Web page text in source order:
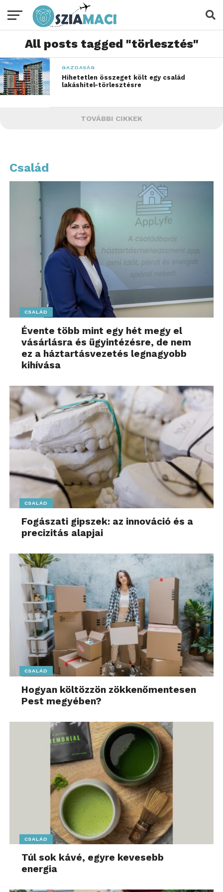
All posts tagged "törlesztés"
GAZDASÁG
Hihetetlen összeget költ egy család
lakáshitel-törlesztésre
TOVÁBBI CIKKEK
Család
CSALÁD
Évente több mint egy hét megy el
vásárlásra és ügyintézésre, de nem
ez a háztartásvezetés legnagyobb
kihívása
CSALÁD
Fogászati gipszek: az innováció és a
precizitás alapjai
CSALÁD
Hogyan költözzön zökkenőmentesen
Pest megyében?
CSALÁD
Túl sok kávé, egyre kevesebb
energia